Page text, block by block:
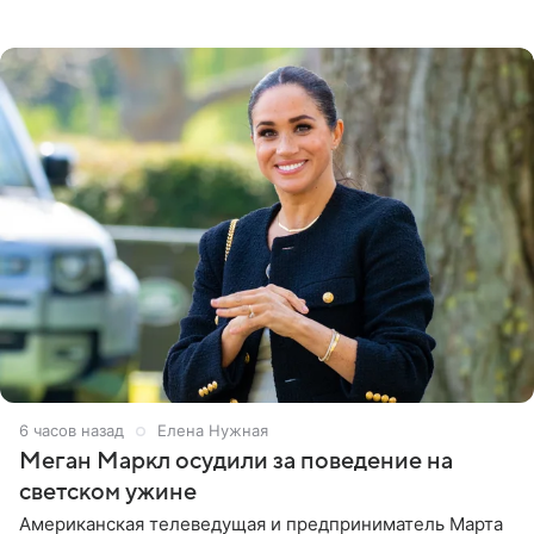
6 часов назад Елена Нужная
Меган Маркл осудили за поведение на
светском ужине
Американская телеведущая и предприниматель Марта